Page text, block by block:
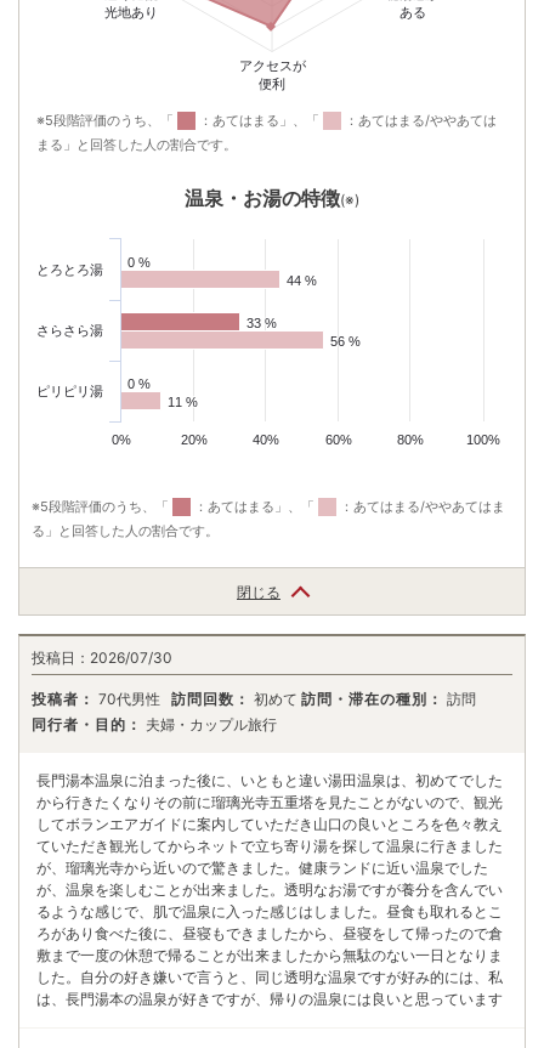
ある
アクセスが
便利
光地あり
※5段階評価のうち、「 ：あてはまる」、「
：あてはまる/ややあては
まる」と回答した人の割合です。
温泉・お湯の特徴(※)
0 %
0 %
33 %
33 %
0 %
0 %
44 %
44 %
56 %
56 %
11 %
11 %
0% 20% 40% 60% 80% 100%
とろとろ湯
さらさら湯
ピリピリ湯
※5段階評価のうち、「 ：あてはまる」、「
：あてはまる/ややあてはま
る」と回答した人の割合です。
閉じる
投稿日： 2026/07/30
投稿者： 70代男性 訪問回数： 初めて 訪問・滞在の種別： 訪問
同行者・目的： 夫婦・カップル旅行
長門湯本温泉に泊まった後に、いともと違い湯田温泉は、初めてでした
から行きたくなりその前に瑠璃光寺五重塔を見たことがないので、観光
してボランエアガイドに案内していただき山口の良いところを色々教え
ていただき観光してからネットで立ち寄り湯を探して温泉に行きました
が、瑠璃光寺から近いので驚きました。健康ランドに近い温泉でした
が、温泉を楽しむことが出来ました。透明なお湯ですが養分を含んでい
るような感じで、肌で温泉に入った感じはしました。昼食も取れるとこ
ろがあり食べた後に、昼寝もできましたから、昼寝をして帰ったので倉
敷まで一度の休憩で帰ることが出来ましたから無駄のない一日となりま
した。自分の好き嫌いで言うと、同じ透明な温泉ですが好み的には、私
は、長門湯本の温泉が好きですが、帰りの温泉には良いと思っています